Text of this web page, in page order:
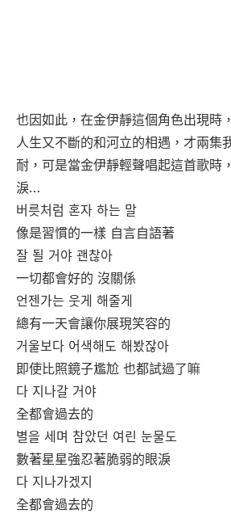
也因如此，在金伊靜這個角色出現時
人生又不斷的和河立的相遇，才兩集
耐，可是當金伊靜輕聲唱起這首歌時
淚…
버릇처럼 혼자 하는 말
像是習慣的一樣 自言自語著
잘 될 거야 괜찮아
一切都會好的 沒關係
언젠가는 웃게 해줄게
總有一天會讓你展現笑容的
거울보다 어색해도 해봤잖아
即使比照鏡子尷尬 也都試過了嘛
다 지나갈 거야
全都會過去的
별을 세며 참았던 여린 눈물도
數著星星強忍著脆弱的眼淚
다 지나가겠지
全都會過去的